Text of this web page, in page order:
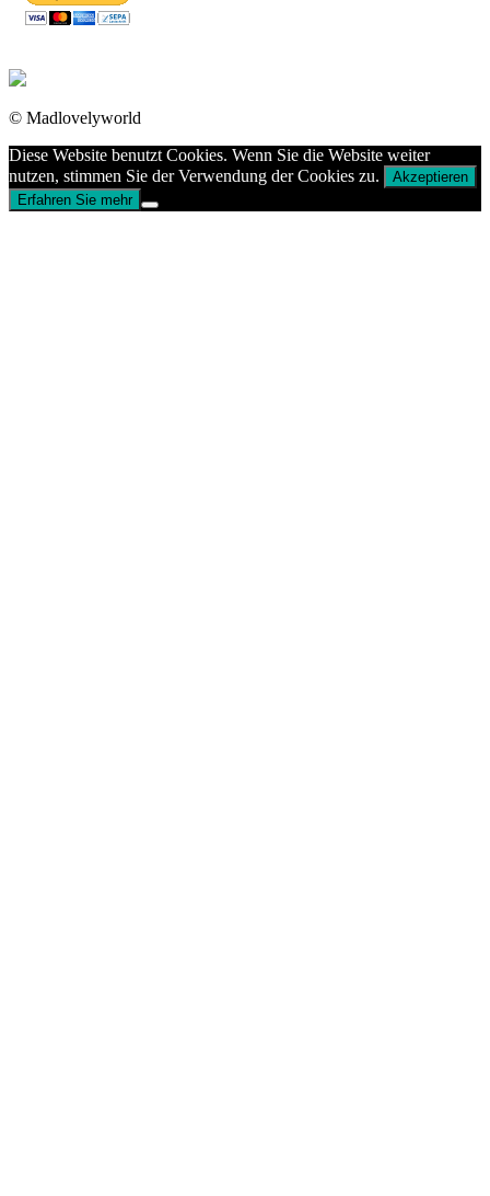
© Madlovelyworld
Diese Website benutzt Cookies. Wenn Sie die Website weiter
nutzen, stimmen Sie der Verwendung der Cookies zu.
Akzeptieren
Erfahren Sie mehr